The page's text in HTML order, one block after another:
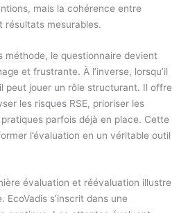
mais la cohérence entre
résultats mesurables.
méthode, le questionnaire devient
et frustrante. À l’inverse, lorsqu’il
peut jouer un rôle structurant. Il offre
les risques RSE, prioriser les
parfois déjà en place. Cette
l’évaluation en un véritable outil
évaluation et réévaluation illustre
s’inscrit dans une